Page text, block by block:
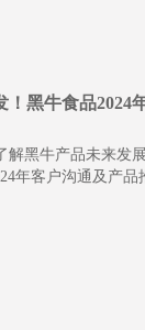
！黑牛食品2024
解黑牛产品未来发
年客户沟通及产品